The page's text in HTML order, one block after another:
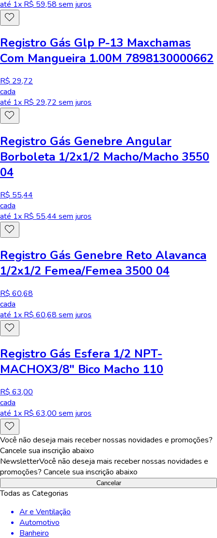
até 1x R$ 59,58 sem juros
Registro Gás Glp P-13 Maxchamas
Com Mangueira 1.00M 7898130000662
R$ 29,72
cada
até 1x R$ 29,72 sem juros
Registro Gás Genebre Angular
Borboleta 1/2x1/2 Macho/Macho 3550
04
R$ 55,44
cada
até 1x R$ 55,44 sem juros
Registro Gás Genebre Reto Alavanca
1/2x1/2 Femea/Femea 3500 04
R$ 60,68
cada
até 1x R$ 60,68 sem juros
Registro Gás Esfera 1/2 NPT-
MACHOX3/8" Bico Macho 110
R$ 63,00
cada
até 1x R$ 63,00 sem juros
Você não deseja mais receber nossas novidades e promoções?
Cancele sua inscrição abaixo
NewsletterVocê não deseja mais receber nossas novidades e
promoções? Cancele sua inscrição abaixo
Cancelar
Todas as Categorias
Ar e Ventilação
Automotivo
Banheiro